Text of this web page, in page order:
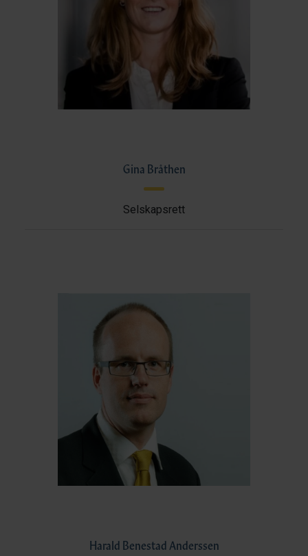
Gina Bråthen
Selskapsrett
Harald Benestad Anderssen